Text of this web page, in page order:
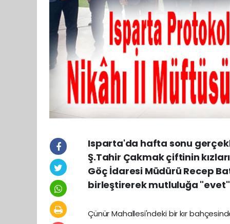
Isparta'da hafta sonu
Ş.Tahir Çakmak çiftinin
Göç İdaresi Müdürü Recep
birleştirerek mutluluğa
Çünür Mahallesi'ndeki bir kır